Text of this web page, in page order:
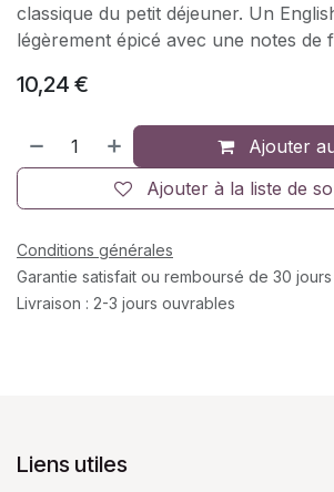
classique du petit déjeuner. Un
légèrement épicé avec une notes de
10,24 €
Ajouter
Ajouter à la liste de
Conditions générales
Garantie satisfait ou remboursé de 30 jours
Livraison : 2-3 jours ouvrables
Liens utiles